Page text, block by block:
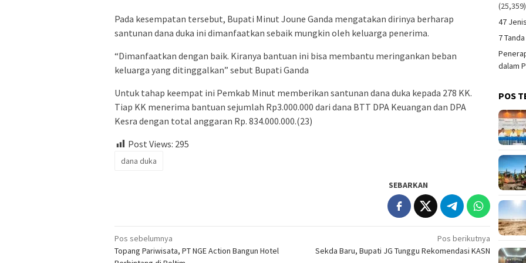
Pada kesempatan tersebut, Bupati Minut Joune Ganda mengatakan dirinya berharap
santunan dana duka ini dimanfaatkan sebaik mungkin oleh keluarga penerima.
“Dimanfaatkan dengan baik. Kiranya bantuan ini bisa membantu meringankan beban
keluarga yang ditinggalkan” sebut Bupati Ganda
Untuk tahap keempat ini Pemkab Minut memberikan santunan dana duka kepada 278 KK.
Tiap KK menerima bantuan sejumlah Rp3.000.000 dari dana BTT DPA Keuangan dan DPA
Kesra dengan total anggaran Rp. 834.000.000.(23)
Post Views: 295
dana duka
SEBARKAN
Navigasi
pos
Pos sebelumnya
Topang Pariwisata, PT NGE Action Bangun Hotel
Pos berikutnya
Sekda Baru, Bupati JG Tunggu Rekomendasi KASN
(25,359)
47
7
dalam
POS